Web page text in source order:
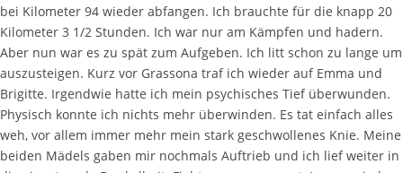
bei Kilometer 94 wieder abfangen. Ich brauchte für die knapp 20
Kilometer 3 1/2 Stunden. Ich war nur am Kämpfen und hadern.
Aber nun war es zu spät zum Aufgeben. Ich litt schon zu lange um
auszusteigen. Kurz vor Grassona traf ich wieder auf Emma und
Brigitte. Irgendwie hatte ich mein psychisches Tief überwunden.
Physisch konnte ich nichts mehr überwinden. Es tat einfach alles
weh, vor allem immer mehr mein stark geschwollenes Knie. Meine
beiden Mädels gaben mir nochmals Auftrieb und ich lief weiter in